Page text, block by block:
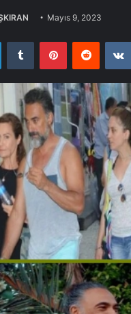
Mayıs 9, 2023
LinkedInTumblr PinterestReddit